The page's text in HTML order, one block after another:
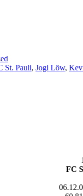
St. Pauli, Jogi Löw,
FC